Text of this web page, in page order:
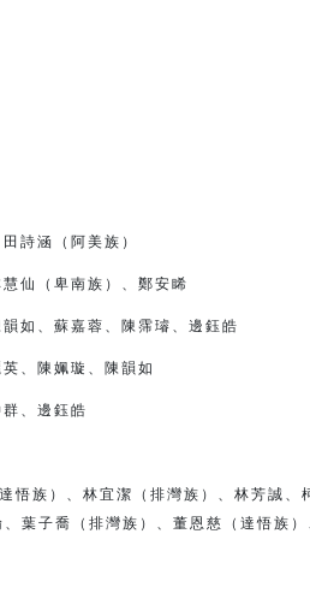
詩涵（阿美族）
仙（卑南族）、鄭安睎
如、蘇嘉蓉、陳霈璿、邊鈺皓
、陳姵璇、陳韻如
、邊鈺皓
）、林宜潔（排灣族）、林芳誠、
葉子喬（排灣族）、董恩慈（達悟族）